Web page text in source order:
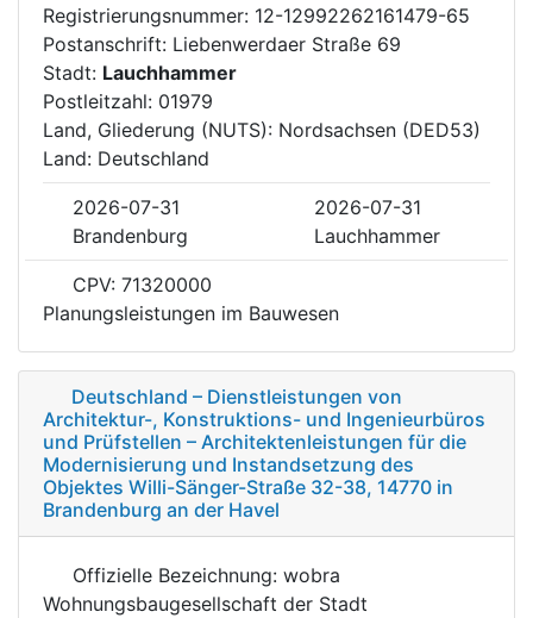
Registrierungsnummer: 12-12992262161479-65
Postanschrift: Liebenwerdaer Straße 69
Stadt: Lauchhammer
Postleitzahl: 01979
Land, Gliederung (NUTS): Nordsachsen (DED53)
Land: Deutschland
2026-07-31
2026-07-31
Brandenburg
Lauchhammer
CPV: 71320000
Planungsleistungen im Bauwesen
Deutschland – Dienstleistungen von
Architektur-, Konstruktions- und Ingenieurbüros
und Prüfstellen – Architektenleistungen für die
Modernisierung und Instandsetzung des
Objektes Willi-Sänger-Straße 32-38, 14770 in
Brandenburg an der Havel
Offizielle Bezeichnung: wobra
Wohnungsbaugesellschaft der Stadt